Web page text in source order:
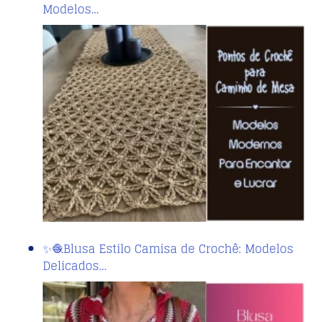
Modelos…
✨🧶Blusa Estilo Camisa de Crochê: Modelos
Delicados…